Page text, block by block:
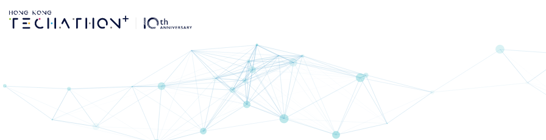
第10屆Hong Kong Techathon+